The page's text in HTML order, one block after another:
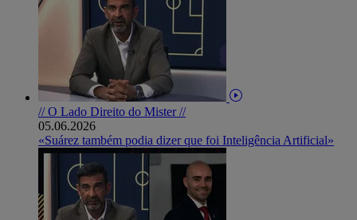
// O Lado Direito do Mister //
05.06.2026
«Suárez também podia dizer que foi Inteligência Artificial»